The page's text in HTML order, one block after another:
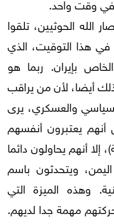
الله الحوثيين، تلقوا
في هذا التوقيت، الذي
بإيران. ربما هو
أيضا، لأن من يراقب
والعسكري، يرى
يعتبرون أنفسهم
إلا أنهم يحاولون دائما
ويتحدثون باسم
وهذه الميزة التي
مهمة جدا لديهم.